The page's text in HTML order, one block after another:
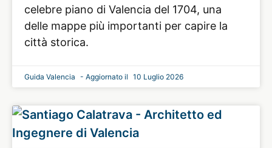
celebre piano di Valencia del 1704, una
delle mappe più importanti per capire la
città storica.
Guida Valencia 10 Luglio 2026